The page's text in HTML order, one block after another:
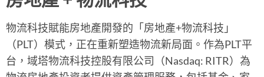
物流科技賦能房地產開發的「房地產+物流科技」
（PLT）模式，正在重新塑造物流新局面。作為PLT平
台，域塔物流科技控股有限公司（Nasdaq: RITR）為